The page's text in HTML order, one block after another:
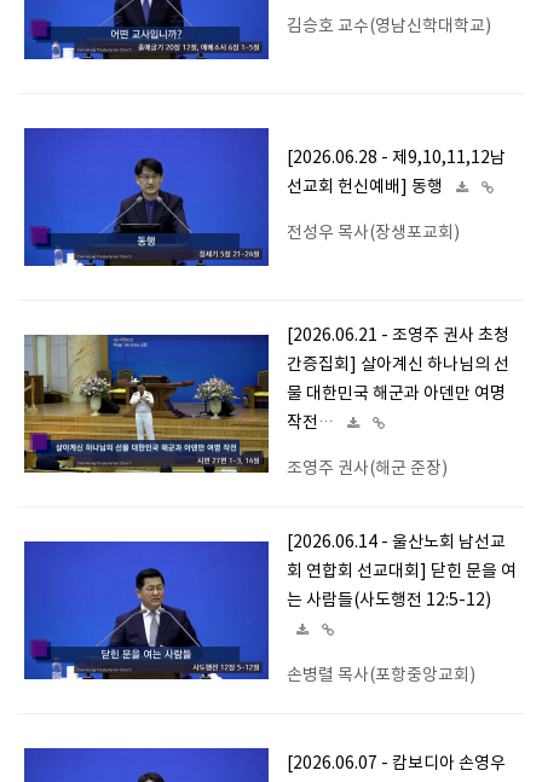
김승호 교수(영남신학대학교)
[2026.06.28 - 제9,10,11,12남
선교회 헌신예배] 동행
전성우 목사(장생포교회)
[2026.06.21 - 조영주 권사 초청
간증집회] 살아계신 하나님의 선
물 대한민국 해군과 아덴만 여명
작전…
조영주 권사(해군 준장)
[2026.06.14 - 울산노회 남선교
회 연합회 선교대회] 닫힌 문을 여
는 사람들(사도행전 12:5-12)
손병렬 목사(포항중앙교회)
[2026.06.07 - 캄보디아 손영우